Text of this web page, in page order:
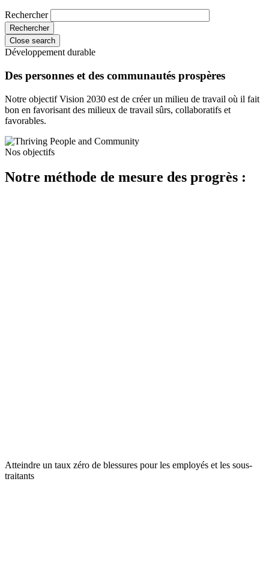
Rechercher
Close search
Développement durable
Des personnes et des communautés prospères
Notre objectif Vision 2030 est de créer un milieu de travail où il fait
bon en favorisant des milieux de travail sûrs, collaboratifs et
favorables.
Nos objectifs
Notre méthode de mesure des progrès :
Atteindre un taux zéro de blessures pour les employés et les sous-
traitants